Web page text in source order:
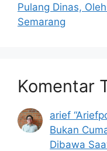
Pulang Dinas,
Semarang
Komentar
arief
Bukan
Dibawa